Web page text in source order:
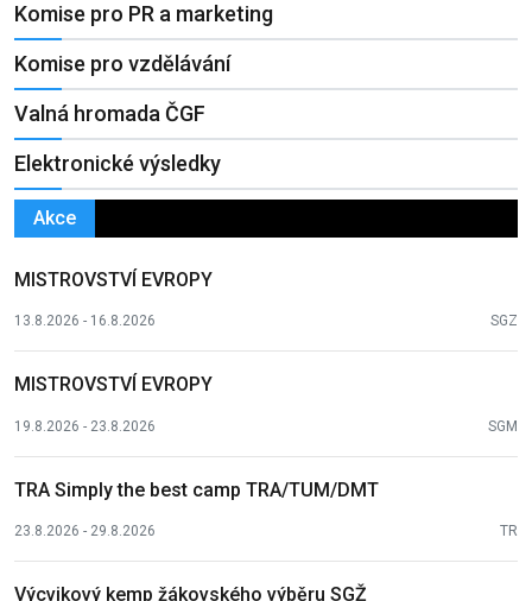
Komise pro PR a marketing
Komise pro vzdělávání
Valná hromada ČGF
Elektronické výsledky
Akce
MISTROVSTVÍ EVROPY
13.8.2026 - 16.8.2026 SGZ
MISTROVSTVÍ EVROPY
19.8.2026 - 23.8.2026 SGM
TRA Simply the best camp TRA/TUM/DMT
23.8.2026 - 29.8.2026 TR
Výcvikový kemp žákovského výběru SGŽ